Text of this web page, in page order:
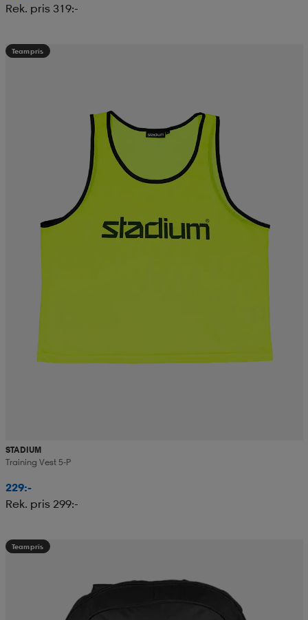
Rek. pris 319:-
Teampris
STADIUM
Training Vest 5-P
229:-
Rek. pris 299:-
Teampris